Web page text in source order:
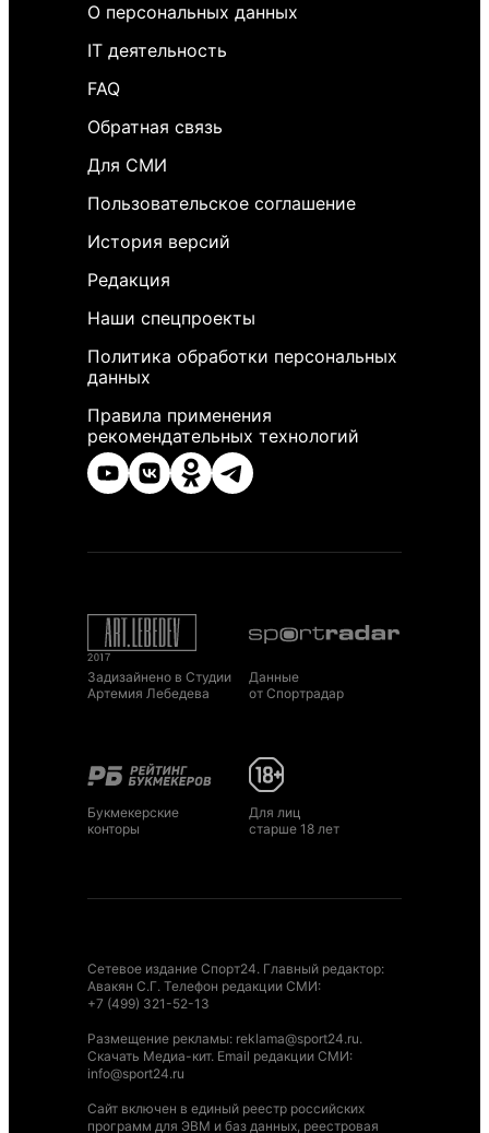
О персональных данных
IT деятельность
FAQ
Обратная связь
Для СМИ
Пользовательское соглашение
История версий
Редакция
Наши спецпроекты
Политика обработки персональных
данных
Правила применения
рекомендательных технологий
Задизайнено в Студии
Артемия Лебедева
Данные
от Спортрадар
Букмекерские
конторы
Для лиц
старше 18 лет
Сетевое издание Спорт24. Главный редактор:
Авакян С.Г. Телефон редакции СМИ:
+7 (499) 321-52-13
Размещение рекламы: reklama@sport24.ru.
Скачать Медиа-кит. Email редакции СМИ:
info@sport24.ru
Сайт включен в единый реестр российских
программ для ЭВМ и баз данных, реестровая